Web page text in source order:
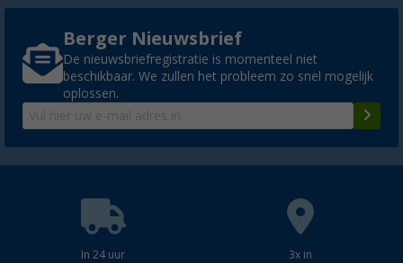
Berger Nieuwsbrief
De nieuwsbriefregistratie is momenteel niet
beschikbaar. We zullen het probleem zo snel mogelijk
oplossen.
In 24 uur
3x in